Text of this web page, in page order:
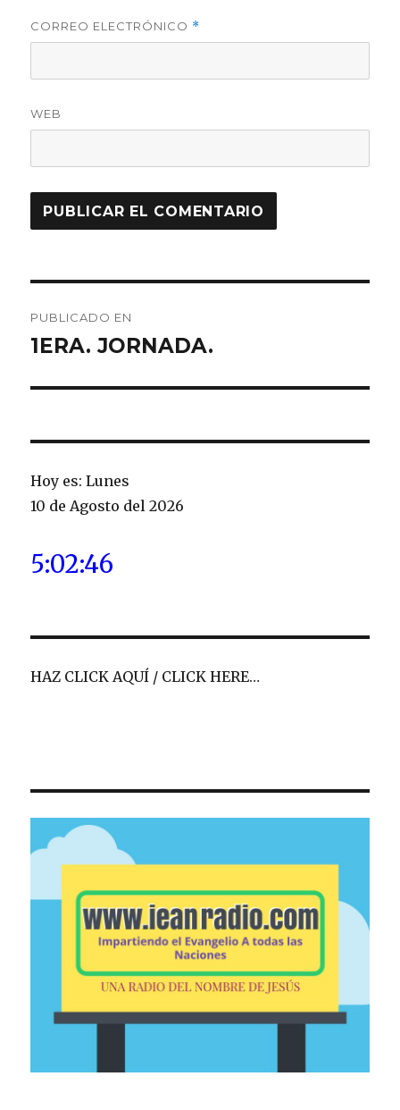
CORREO ELECTRÓNICO *
WEB
de
PUBLICADO EN
1ERA. JORNADA.
Hoy es: Lunes
10 de Agosto del 2026
5:02:47
HAZ CLICK AQUÍ / CLICK HERE…